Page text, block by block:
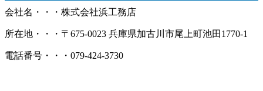
会社名・・・株式会社浜工務店
所在地・・・〒675-0023 兵庫県加古川市尾上町池田1770-1
電話番号・・・079-424-3730